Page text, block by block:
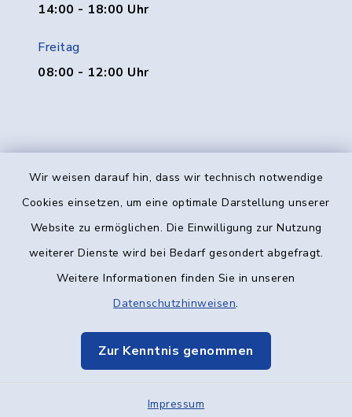
Wir weisen darauf hin, dass wir technisch notwendige
Cookies einsetzen, um eine optimale Darstellung unserer
Website zu ermöglichen. Die Einwilligung zur Nutzung
weiterer Dienste wird bei Bedarf gesondert abgefragt.
Weitere Informationen finden Sie in unseren
Datenschutzhinweisen.
Zur Kenntnis genommen
Impressum
14:00 - 18:00 Uhr
Freitag
08:00 - 12:00 Uhr
Kontakt
Datenschutz
Elektronische Kommunikation
Sitemap